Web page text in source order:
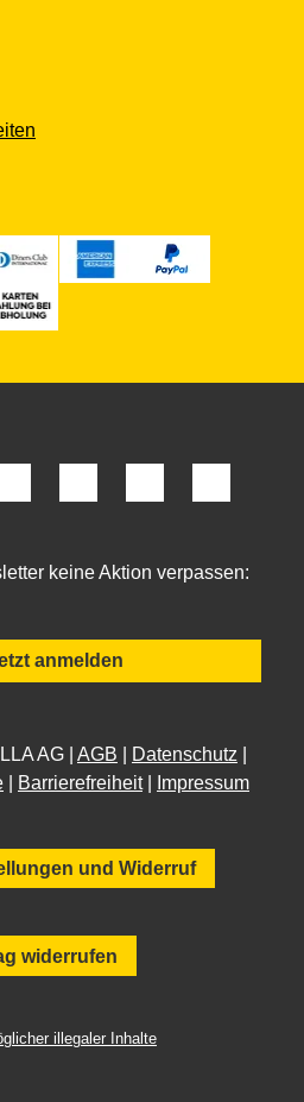
keine Aktion verpassen:
anmelden
AG | AGB Datenschutz
Barrierefreiheit| Impressum
und Widerruf
widerrufen
illegaler Inhalte